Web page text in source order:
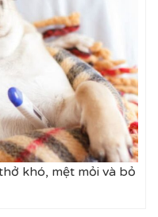
khó, mệt mỏi và bỏ